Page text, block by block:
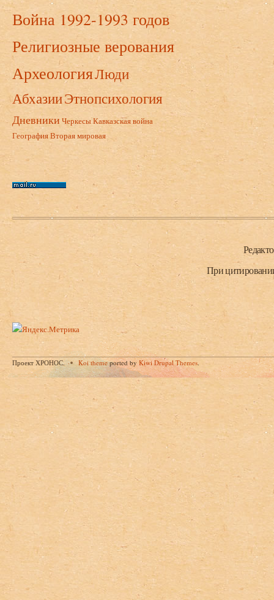
Война 1992-1993 годов
Религиозные верования
АрхеологияЛюди
АбхазииЭтнопсихология
Дневники ЧеркесыКавказская война
ГеографияВторая мировая
Нижний колонтитул
При
Проект ХРОНОС. Koi themeported byKiwi Drupal Themes.